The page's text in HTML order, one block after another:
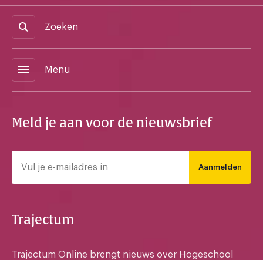
Zoeken
menu Menu
Meld je aan voor de nieuwsbrief
Aanmelden
Trajectum
Trajectum Online brengt nieuws over Hogeschool